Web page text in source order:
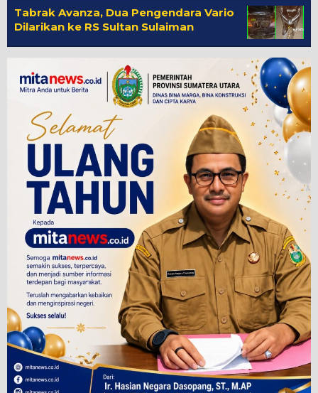
Tabrak Avanza, Dua Pengendara Vario
Dilarikan ke RS Sultan Sulaiman